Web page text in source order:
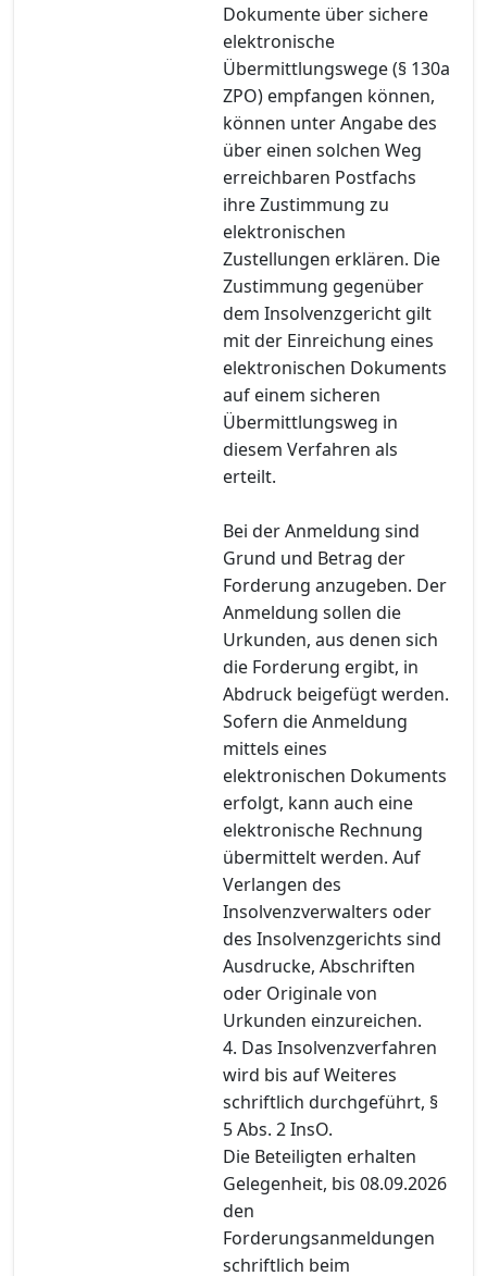
Dokumente über sichere
elektronische
Übermittlungswege (§ 130a
ZPO) empfangen können,
können unter Angabe des
über einen solchen Weg
erreichbaren Postfachs
ihre Zustimmung zu
elektronischen
Zustellungen erklären. Die
Zustimmung gegenüber
dem Insolvenzgericht gilt
mit der Einreichung eines
elektronischen Dokuments
auf einem sicheren
Übermittlungsweg in
diesem Verfahren als
erteilt.
Bei der Anmeldung sind
Grund und Betrag der
Forderung anzugeben. Der
Anmeldung sollen die
Urkunden, aus denen sich
die Forderung ergibt, in
Abdruck beigefügt werden.
Sofern die Anmeldung
mittels eines
elektronischen Dokuments
erfolgt, kann auch eine
elektronische Rechnung
übermittelt werden. Auf
Verlangen des
Insolvenzverwalters oder
des Insolvenzgerichts sind
Ausdrucke, Abschriften
oder Originale von
Urkunden einzureichen.
4. Das Insolvenzverfahren
wird bis auf Weiteres
schriftlich durchgeführt, §
5 Abs. 2 InsO.
Die Beteiligten erhalten
Gelegenheit, bis 08.09.2026
den
Forderungsanmeldungen
schriftlich beim